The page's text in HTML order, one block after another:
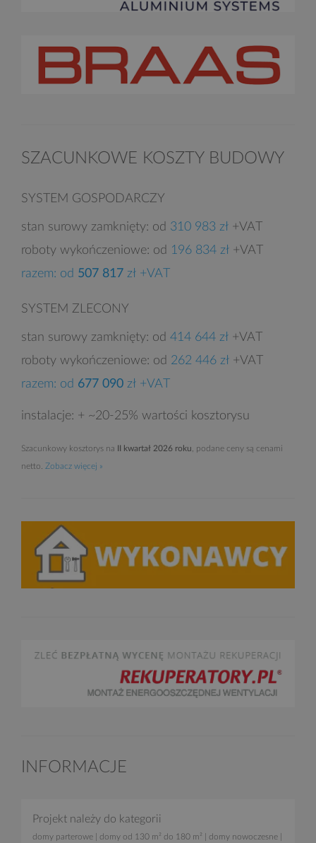
SZACUNKOWE KOSZTY BUDOWY
SYSTEM GOSPODARCZY
stan surowy zamknięty: od 310 983 zł +VAT
roboty wykończeniowe: od 196 834 zł +VAT
razem: od 507 817 zł +VAT
SYSTEM ZLECONY
stan surowy zamknięty: od 414 644 zł +VAT
roboty wykończeniowe: od 262 446 zł +VAT
razem: od 677 090 zł +VAT
instalacje: + ~20-25% wartości kosztorysu
Szacunkowy kosztorys na II kwartał 2026 roku, podane ceny są cenami
netto. Zobacz więcej »
INFORMACJE
Projekt należy do kategorii
domy parterowe domy od 130 m² do 180 m² domy nowoczesne